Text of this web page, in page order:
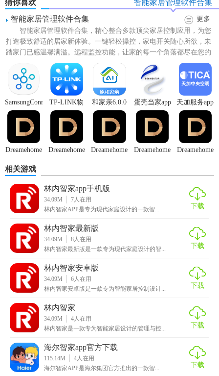
【林内智家app官方下载特色】
1. 一键操作：简化控制流程，实现快速开关机、调节温度
等。
2. 智能场景：支持根据时间、位置自动调整设备状态，如离
家自动关闭热水器。
3. 远程监控：无论身处何地，都能实时掌握家中设备情况。
【林内智家app官方下载亮点】
验。
2. 安全保护：加强设备安全监控，预防火灾等安全隐患。
3. 高效报修：简化报修流程，提高服务效率。
4. 能耗分析：提供能耗数据，帮助用户节约能源成本。
猜你喜欢
智能家居管理软件合集
智能家居管理软件合集
更多
智能家居管理软件合集，精心整合多款顶尖家居控制应用，为您
打造极致舒适的居家新体验。一键轻松操控，家电开关随心所欲，未
踏家门已感温馨满溢。远程监控功能，让家的每一个角落都尽在您的
掌控之中，无论身处何方皆...
SamsungConnectTP-LINK物
联(原TP-
LINK安防)
和家亲6.0.0
版本
蛋壳当家app 天加服务app
Dreamehome
Dreamehome
Dreamehome
Dreamehome
Dreamehome
相关游戏
林内智家app手机版
34.09M 7人在用
林内智家APP是专为现代家庭设计的一款智...
下载
林内智家最新版
34.09M 8人在用
林内智家最新版是一款专为现代家庭设计的智...
下载
林内智家安卓版
34.09M 6人在用
林内智家安卓版是一款专为智能家居控制设计...
下载
林内智家
34.09M 4人在用
林内智家是一款专为智能家居设计的管理与控...
下载
海尔智家app官方下载
115.14M 4人在用
海尔智家APP是海尔集团官方推出的一款智...
下载